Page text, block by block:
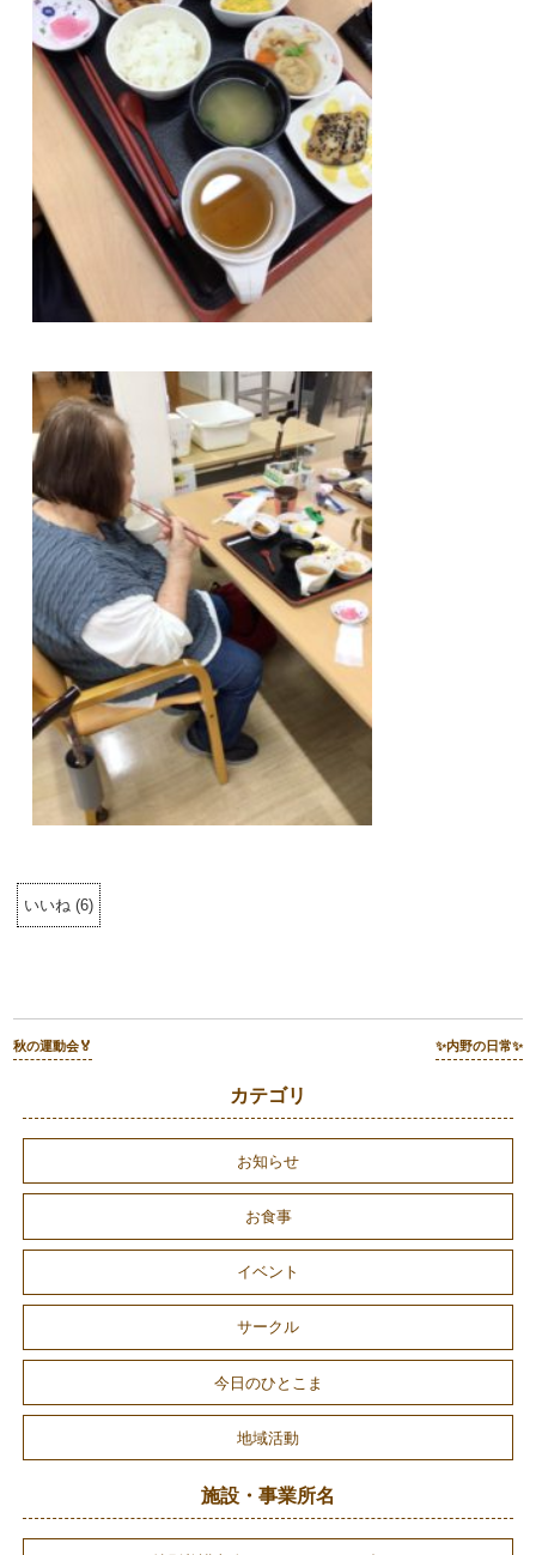
いいね (6)
秋の運動会🏅 ✨内野の日常✨
カテゴリ
お知らせ
お食事
イベント
サークル
今日のひとこま
地域活動
施設・事業所名